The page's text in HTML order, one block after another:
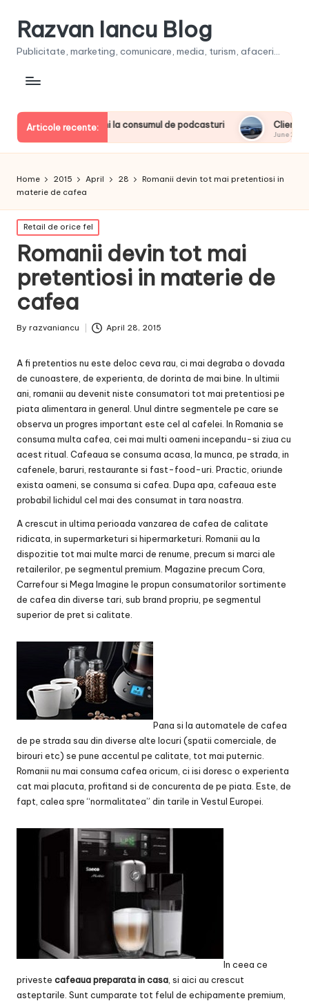
Razvan Iancu Blog
Publicitate, marketing, comunicare, media, turism, afaceri...
Articole recente:
europeni la consumul de podcasturi Clienţii își vor
June 20, 2026
Home 2015 April 28
Romanii devin tot mai pretentiosi in
materie de cafea
Posted
in
Retail de orice fel
Romanii devin tot mai
pretentiosi in materie de
cafea
Posted
By razvaniancu April 28, 2015
A fi pretentios nu este deloc ceva rau, ci mai degraba o dovada
de cunoastere, de experienta, de dorinta de mai bine. In ultimii
ani, romanii au devenit niste consumatori tot mai pretentiosi pe
piata alimentara in general. Unul dintre segmentele pe care se
observa un progres important este cel al cafelei. In Romania se
consuma multa cafea, cei mai multi oameni incepandu-si ziua cu
acest ritual. Cafeaua se consuma acasa, la munca, pe strada, in
cafenele, baruri, restaurante si fast-food-uri. Practic, oriunde
exista oameni, se consuma si cafea. Dupa apa, cafeaua este
probabil lichidul cel mai des consumat in tara noastra.
A crescut in ultima perioada vanzarea de cafea de calitate
ridicata, in supermarketuri si hipermarketuri. Romanii au la
dispozitie tot mai multe marci de renume, precum si marci ale
retailerilor, pe segmentul premium. Magazine precum Cora,
Carrefour si Mega Imagine le propun consumatorilor sortimente
de cafea din diverse tari, sub brand propriu, pe segmentul
superior de pret si calitate.
Pana si la automatele de cafea
de pe strada sau din diverse alte locuri (spatii comerciale, de
birouri etc) se pune accentul pe calitate, tot mai puternic.
Romanii nu mai consuma cafea oricum, ci isi doresc o experienta
cat mai placuta, profitand si de concurenta de pe piata. Este, de
fapt, calea spre “normalitatea” din tarile in Vestul Europei.
In ceea ce
priveste cafeaua preparata in casa , si aici au crescut
asteptarile. Sunt cumparate tot felul de echipamente premium,